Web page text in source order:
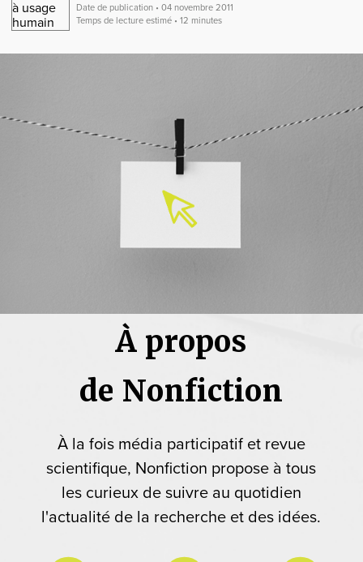
Date de publication • 04 novembre 2011
Temps de lecture estimé • 12 minutes
À propos
de Nonfiction
À la fois média participatif et revue
scientifique, Nonfiction propose à tous
les curieux de suivre au quotidien
l'actualité de la recherche et des idées.